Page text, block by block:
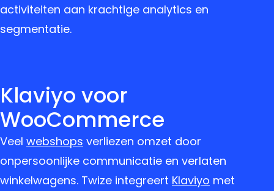
activiteiten aan krachtige analytics en
segmentatie.
Klaviyo voor
WooCommerce
Veel webshops verliezen omzet door
onpersoonlijke communicatie en verlaten
winkelwagens. Twize integreert Klaviyo met